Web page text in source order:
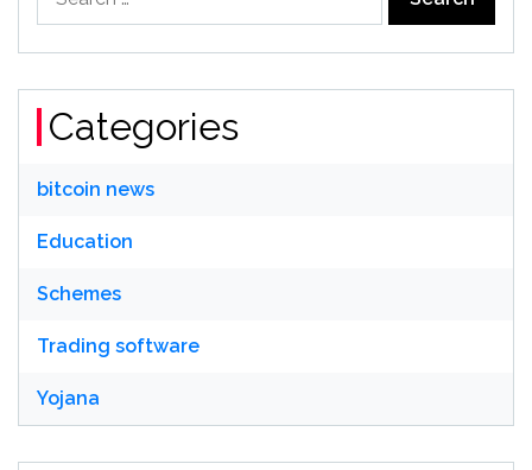
for:
Categories
bitcoin news
Education
Schemes
Trading software
Yojana